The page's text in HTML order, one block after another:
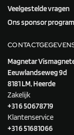
Veelgestelde vragen
Ons sponsor
Magnetar
Eeuwlandseweg 9d
8181 LM, Heerde
Zakelijk
+31 6 50678719
Klantenservice
+31 6 51681066